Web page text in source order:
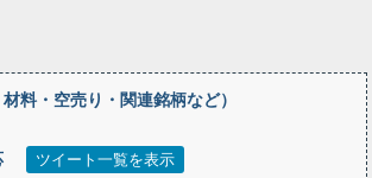
料・空売り・関連銘柄など）
ツイート一覧を表示